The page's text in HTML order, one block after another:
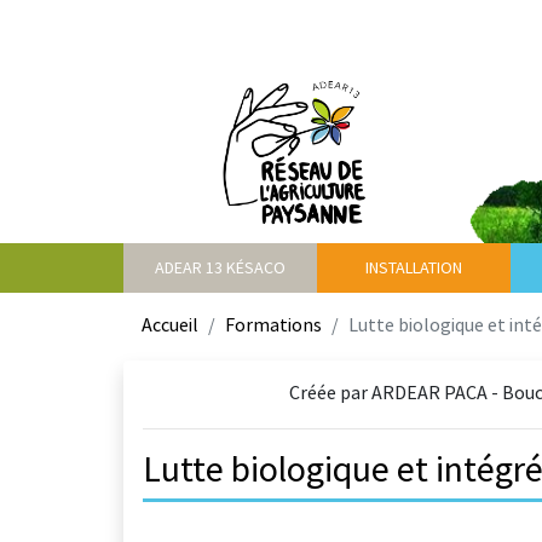
ADEAR 13 KÉSACO INSTALLATION
Accueil Formations Lutte biologique et
Créée par ARDEAR PACA -
Lutte biologique et